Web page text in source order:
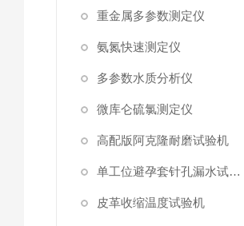
重金属多参数测定仪
氨氮快速测定仪
多参数水质分析仪
微库仑硫氯测定仪
高配版阿克隆耐磨试验机
单工位避孕套针孔漏水试验仪
皮革收缩温度试验机